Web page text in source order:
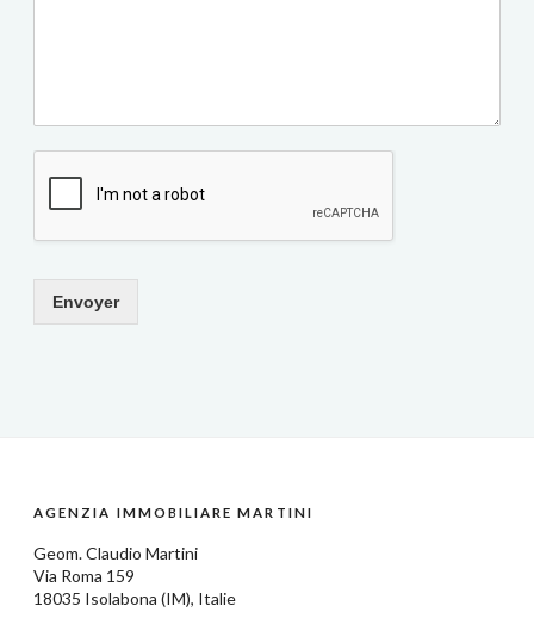
Envoyer
AGENZIA IMMOBILIARE MARTINI
Geom.Claudio Martini
Via Roma 159
18035 Isolabona (IM), Italie